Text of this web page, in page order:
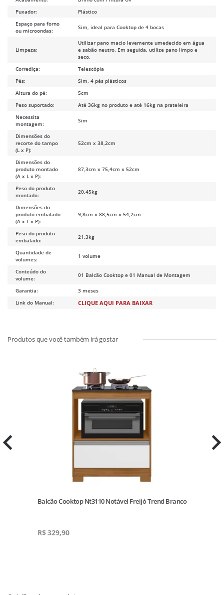
Puxador:
Plástico
Espaço para forno
ou microondas:
Sim, ideal para Cooktop de 4 bocas
Limpeza:
Utilizar pano macio levemente umedecido em água
e sabão neutro. Em seguida, utilize pano limpo e
seco.
Corrediça:
Telescópia
Pés:
Sim, 4 pés plásticos
Altura do pé:
5cm
Peso suportado:
Até 36kg no produto e até 16kg na prateleira
Necessita
montagem:
Sim
Dimensões do
recorte do tampo
(L x P):
52cm x 38,2cm
Dimensões do
produto montado
(A x L x P):
87,3cm x 75,4cm x 52cm
Peso do produto
montado:
20,45kg
Dimensões do
produto embalado
(A x L x P):
9,8cm x 88,5cm x 54,2cm
Peso do produto
embalado:
21,3kg
Quantidade de
volumes:
1 volume
Conteúdo do
volume:
01 Balcão Cooktop e 01 Manual de Montagem
Garantia:
3 meses
Link do Manual:
CLIQUE AQUI PARA BAIXAR
Balcão Cooktop Nt3110 Notável Freijó Trend Branco
R$329,90